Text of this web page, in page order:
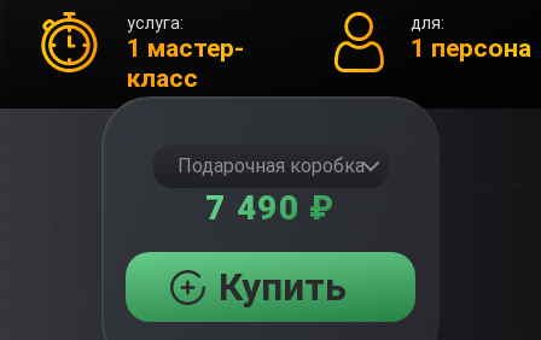
услуга:
1 мастер-
класс
для:
1 персона
Подарочная коробка
7 490 ₽
Купить